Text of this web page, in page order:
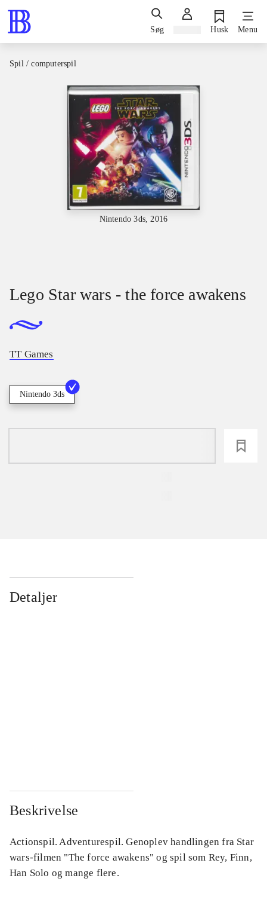
Søg Husk Menu
Spil / computerspil
Nintendo 3ds, 2016
Lego Star wars - the force awakens
TT Games
Nintendo 3ds
Detaljer
Beskrivelse
Actionspil. Adventurespil. Genoplev handlingen fra Star
wars-filmen "The force awakens" og spil som Rey, Finn,
Han Solo og mange flere.